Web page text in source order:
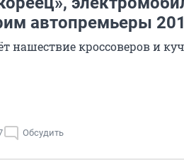
автопремьеры
нашествие кроссоверов и
Обсудить